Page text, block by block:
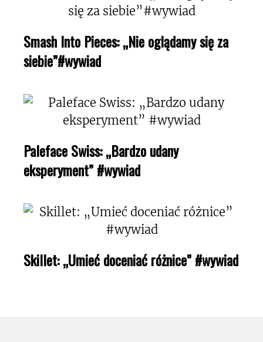
Smash Into Pieces: „Nie oglądamy się za
siebie”#wywiad
Paleface Swiss: „Bardzo udany
eksperyment” #wywiad
Skillet: „Umieć doceniać różnice” #wywiad